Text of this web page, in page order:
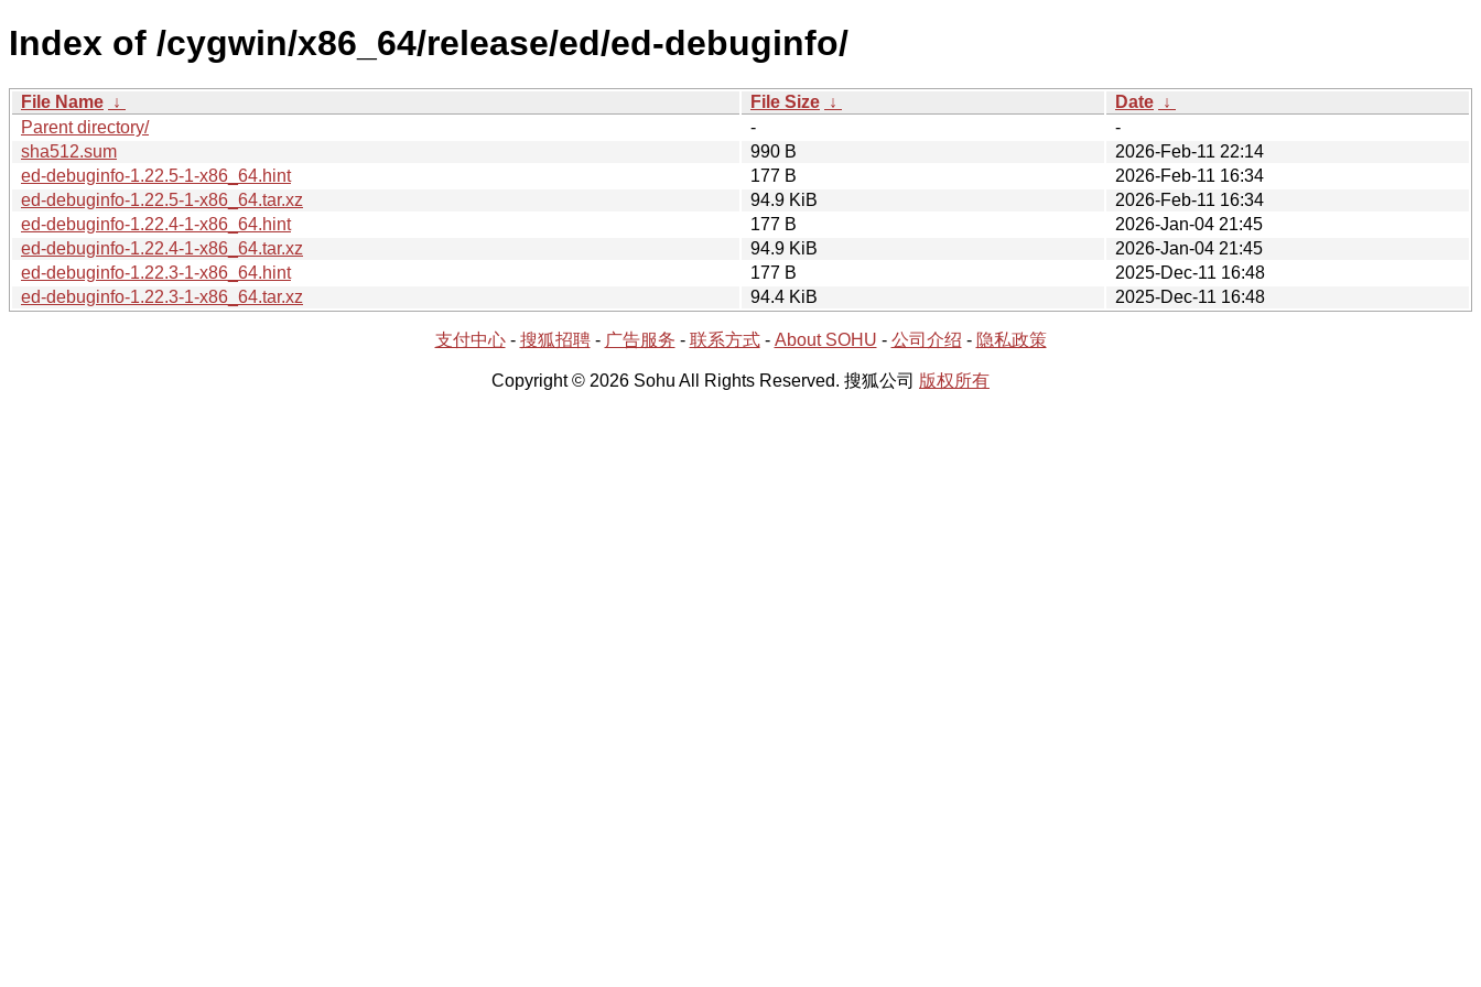
Index of /cygwin/x86_64/release/ed/ed-debuginfo/
File Name ↓ File Size ↓ Date ↓
Parent directory/
-
-
sha512.sum
990 B
2026-Feb-11 22:14
ed-debuginfo-1.22.5-1-x86_64.hint
177 B
2026-Feb-11 16:34
ed-debuginfo-1.22.5-1-x86_64.tar.xz
94.9 KiB
2026-Feb-11 16:34
ed-debuginfo-1.22.4-1-x86_64.hint
177 B
2026-Jan-04 21:45
ed-debuginfo-1.22.4-1-x86_64.tar.xz
94.9 KiB
2026-Jan-04 21:45
ed-debuginfo-1.22.3-1-x86_64.hint
177 B
2025-Dec-11 16:48
ed-debuginfo-1.22.3-1-x86_64.tar.xz
94.4 KiB 2025-Dec-11 16:48
支付中心- 搜狐招聘- 广告服务 - 联系方式- About SOHU - 公司介绍 - 隐私政策
Copyright © 2026 Sohu All Rights Reserved. 搜狐公司 版权所有